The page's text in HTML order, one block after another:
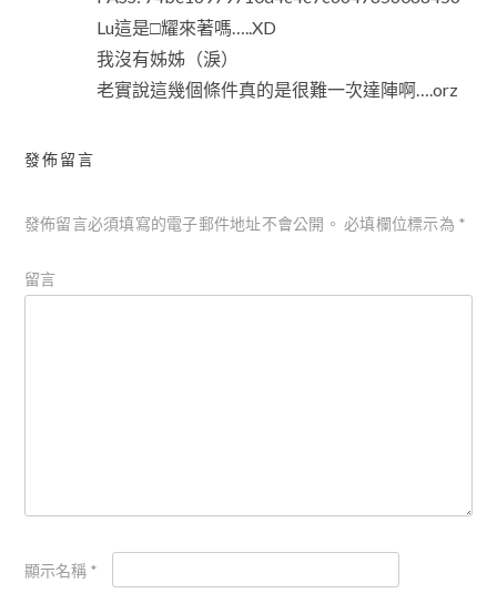
Lu這是□耀來著嗎…..XD
我沒有姊姊（淚）
老實說這幾個條件真的是很難一次達陣啊….orz
發佈留言
發佈留言必須填寫的電子郵件地址不會公開。 必填欄位標示為 *
留言
顯示名稱 *